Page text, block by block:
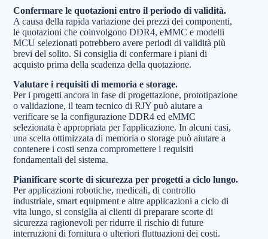
Confermare le quotazioni entro il periodo di validità.
A causa della rapida variazione dei prezzi dei componenti,
le quotazioni che coinvolgono DDR4, eMMC e modelli
MCU selezionati potrebbero avere periodi di validità più
brevi del solito. Si consiglia di confermare i piani di
acquisto prima della scadenza della quotazione.
Valutare i requisiti di memoria e storage.
Per i progetti ancora in fase di progettazione, prototipazione
o validazione, il team tecnico di RJY può aiutare a
verificare se la configurazione DDR4 ed eMMC
selezionata è appropriata per l'applicazione. In alcuni casi,
una scelta ottimizzata di memoria o storage può aiutare a
contenere i costi senza compromettere i requisiti
fondamentali del sistema.
Pianificare scorte di sicurezza per progetti a ciclo lungo.
Per applicazioni robotiche, medicali, di controllo
industriale, smart equipment e altre applicazioni a ciclo di
vita lungo, si consiglia ai clienti di preparare scorte di
sicurezza ragionevoli per ridurre il rischio di future
interruzioni di fornitura o ulteriori fluttuazioni dei costi.